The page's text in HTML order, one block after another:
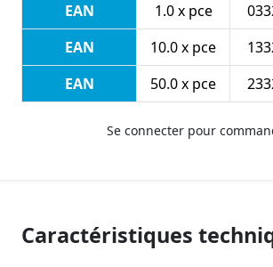
EAN
1.0 x pce
EAN
10.0 x pce
EAN
50.0 x pce
Se connecter pour
Caractéristiques